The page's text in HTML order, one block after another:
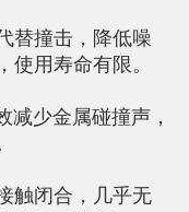
替撞击，降低噪
用寿命有限。
减少金属碰撞声，
触闭合，几乎无